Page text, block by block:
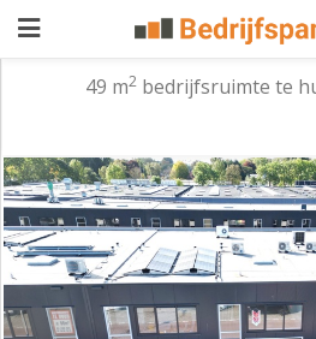
aanbieden
Pand
zoeken
Waarom
adverteren
Premium
49 m2 bedrijfsruimte te